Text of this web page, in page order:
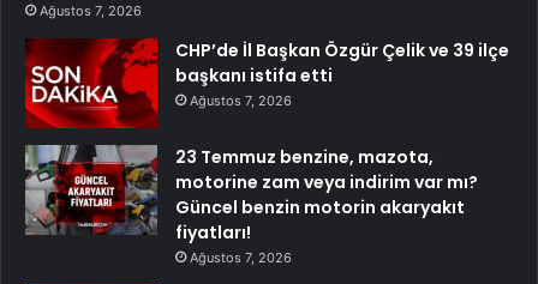
Ağustos 7, 2026
CHP’de İl Başkan Özgür Çelik ve 39 ilçe
başkanı istifa etti
Ağustos 7, 2026
23 Temmuz benzine, mazota,
motorine zam veya indirim var mı?
Güncel benzin motorin akaryakıt
fiyatları!
Ağustos 7, 2026